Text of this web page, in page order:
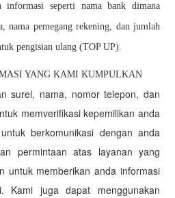
informasi seperti nama bank dimana
nama pemegang rekening, dan jumlah
pengisian ulang (TOP UP).
YANG KAMI KUMPULKAN
surel, nama, nomor telepon, dan
memverifikasi kepemilikan anda
berkomunikasi dengan anda
permintaan atas layanan yang
untuk memberikan anda informasi
Kami juga dapat menggunakan